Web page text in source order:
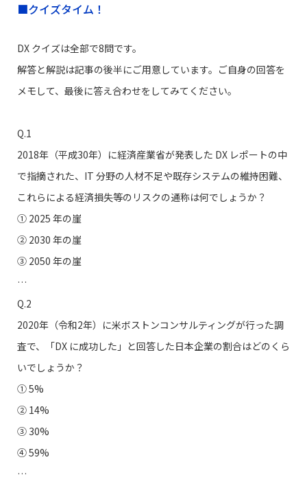
■クイズタイム！
DX クイズは全部で8問です。
解答と解説は記事の後半にご用意しています。ご自身の回答を
メモして、最後に答え合わせをしてみてください。
Q.1
2018年（平成30年）に経済産業省が発表した DX レポートの中
で指摘された、IT 分野の人材不足や既存システムの維持困難、
これらによる経済損失等のリスクの通称は何でしょうか？
① 2025 年の崖
➁ 2030 年の崖
③ 2050 年の崖
…
Q.2
2020年（令和2年）に米ボストンコンサルティングが行った調
査で、「DX に成功した」と回答した日本企業の割合はどのくら
いでしょうか？
① 5%
② 14%
③ 30%
④ 59%
…